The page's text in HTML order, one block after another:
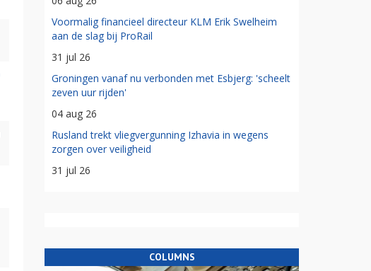
Voormalig financieel directeur KLM Erik Swelheim
aan de slag bij ProRail
31 jul 26
Groningen vanaf nu verbonden met Esbjerg: 'scheelt
zeven uur rijden'
04 aug 26
Rusland trekt vliegvergunning Izhavia in wegens
zorgen over veiligheid
31 jul 26
COLUMNS